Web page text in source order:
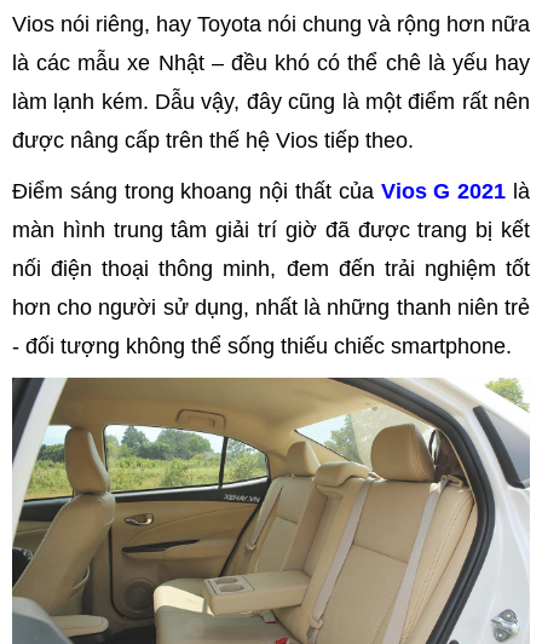
Vios nói riêng, hay Toyota nói chung và rộng hơn nữa
là các mẫu xe Nhật – đều khó có thể chê là yếu hay
làm lạnh kém. Dẫu vậy, đây cũng là một điểm rất nên
được nâng cấp trên thế hệ Vios tiếp theo.
Điểm sáng trong khoang nội thất của Vios G 2021 là
màn hình trung tâm giải trí giờ đã được trang bị kết
nối điện thoại thông minh, đem đến trải nghiệm tốt
hơn cho người sử dụng, nhất là những thanh niên trẻ
- đối tượng không thể sống thiếu chiếc smartphone.